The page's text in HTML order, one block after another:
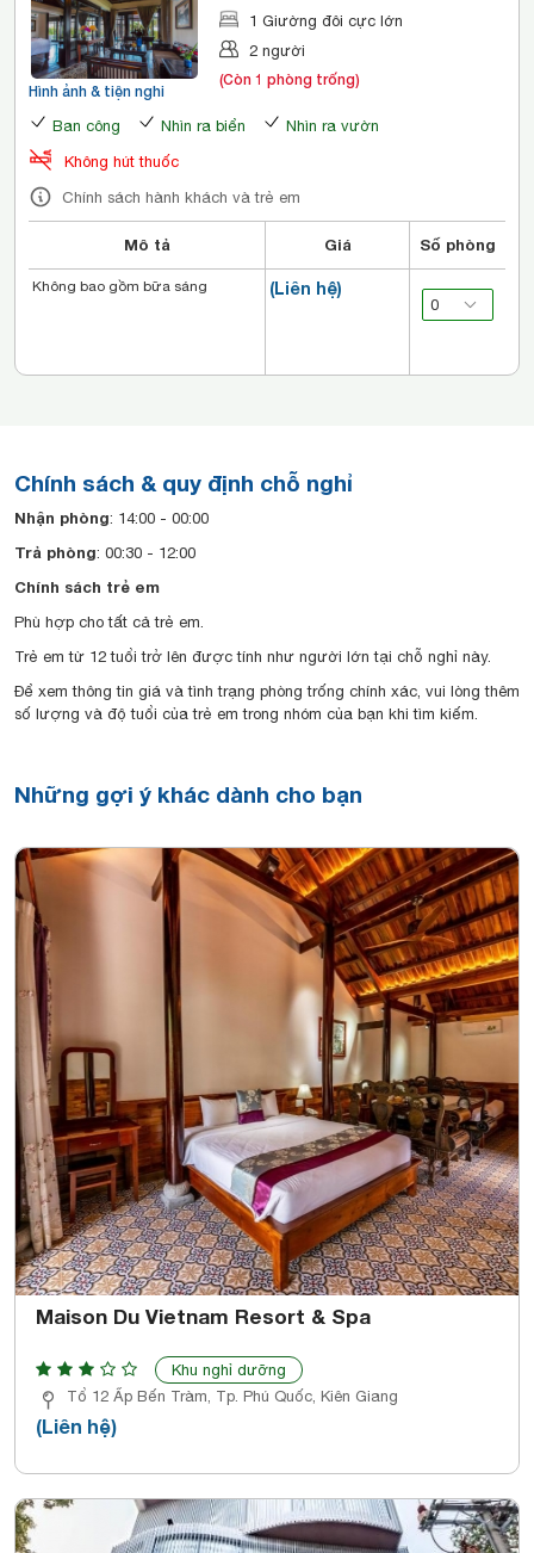
Hình ảnh & tiện nghi
1 Giường đôi cực lớn
2 người
(Còn 1 phòng trống)
Ban công Nhìn ra biển
Nhìn ra vườn
Không hút thuốc
Chính sách hành khách và trẻ em
Mô tả Giá Số phòng
(Liên hệ)
Không bao gồm bữa sáng
Chính sách & quy định chỗ nghỉ
Nhận phòng: 14:00 - 00:00
Trả phòng: 00:30 - 12:00
Chính sách trẻ em
Phù hợp cho tất cả trẻ em.
Trẻ em từ 12 tuổi trở lên được tính như người lớn tại chỗ nghỉ này.
Để xem thông tin giá và tình trạng phòng trống chính xác, vui lòng thêm
số lượng và độ tuổi của trẻ em trong nhóm của bạn khi tìm kiếm.
Những gợi ý khác dành cho bạn
Maison Du Vietnam Resort & Spa
Khu nghỉ dưỡng
Tổ 12 Ấp Bến Tràm, Tp. Phú Quốc, Kiên Giang
(Liên hệ)